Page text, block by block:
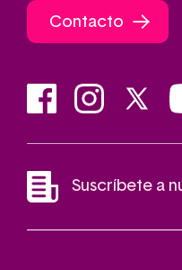
Contacto
Suscríbete a